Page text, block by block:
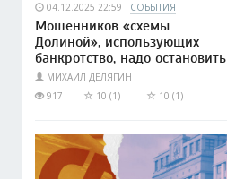
04.12.2025 22:59 СОБЫТИЯ
Мошенников «схемы
Долиной», использующих
банкротство, надо остановить
МИХАИЛ ДЕЛЯГИН
917
10 (1) 10 (1)